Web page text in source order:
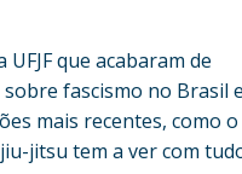
que acabaram de
sobre fascismo no Brasil e
mais recentes, como o
jitsu tem a ver com